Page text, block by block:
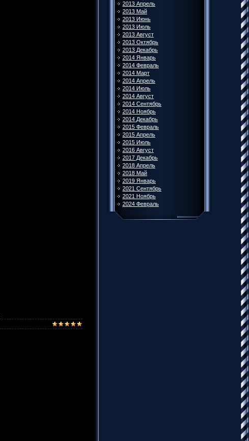
2013 Апрель
2013 Май
2013 Июнь
2013 Июль
2013 Август
2013 Октябрь
2013 Декабрь
2014 Январь
2014 Февраль
2014 Март
2014 Апрель
2014 Июль
2014 Август
2014 Сентябрь
2014 Ноябрь
2014 Декабрь
2015 Февраль
2015 Апрель
2015 Июль
2016 Август
2017 Декабрь
2018 Апрель
2018 Май
2019 Январь
2021 Сентябрь
2021 Ноябрь
2024 Февраль